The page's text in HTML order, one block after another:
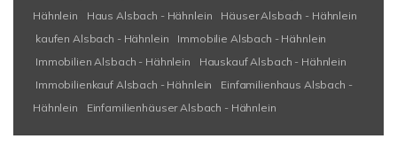
Hähnlein
Haus Alsbach - Hähnlein
Häuser Alsbach - Hähnlein
kaufen Alsbach - Hähnlein
Immobilie Alsbach - Hähnlein
Immobilien Alsbach - Hähnlein
Hauskauf Alsbach - Hähnlein
Immobilienkauf Alsbach - Hähnlein
Einfamilienhaus Alsbach -
Hähnlein
Einfamilienhäuser Alsbach - Hähnlein